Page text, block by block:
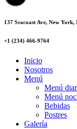
137 Seacoast Ave, New York,
+1 (234) 466-9764
Inicio
Nosotros
Menú
Menú
Menú
Bebidas
Postres
Galería